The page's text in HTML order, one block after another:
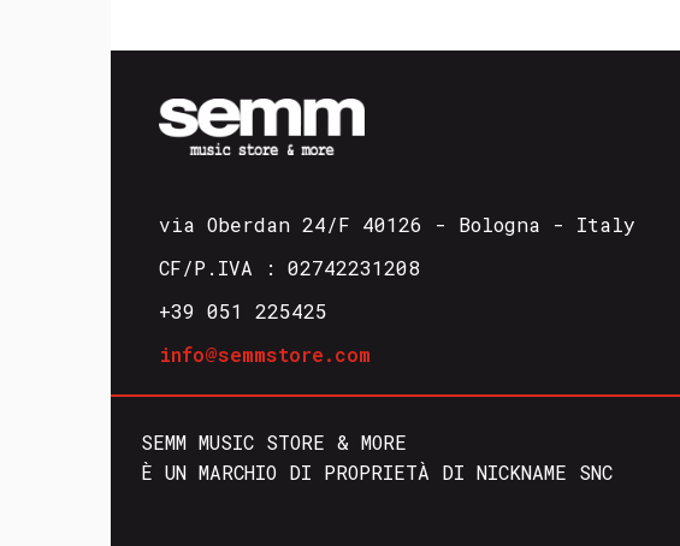
via Oberdan 24/F 40126 - Bologna - Italy
CF/P.IVA : 02742231208
+39 051 225425
info@semmstore.com
SEMM MUSIC STORE & MORE
È UN MARCHIO DI PROPRIETÀ DI NICKNAME SNC